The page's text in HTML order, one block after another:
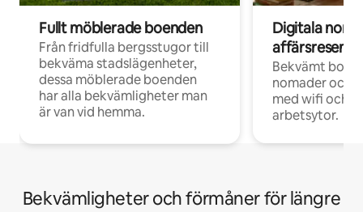
Fullt möblerade boenden
Från fridfulla bergsstugor till
bekväma stadslägenheter,
dessa möblerade boenden
har alla bekvämligheter man
är van vid hemma.
Digitala
Bekvämt
nomader och
med wifi och
arbetsytor.
Bekvämligheter och förmåner för längre